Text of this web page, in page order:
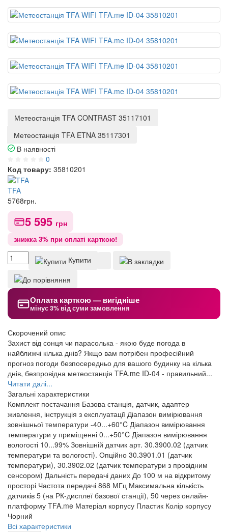
Метеостанція TFA CONTRAST 35117101
Метеостанція TFA ETNA 35117301
В наявності
0
Код товару: 35810201
TFA
5768грн.
5 595 грн
знижка 3% при оплаті карткою!
Купити
Оплата карткою — вигідніше
мінус 3% від суми замовлення
Скорочений опис
Захист від сонця чи парасолька - якою буде погода в
найближчі кілька днів? Якщо вам потрібен професійний
прогноз погоди безпосередньо для вашого будинку на кілька
днів, безпровідна метеостанція TFA.me ID-04 - правильний...
Читати далі...
Загальні характеристики
Комплект постачання Базова станція, датчик, адаптер
живлення, інструкція з експлуатації Діапазон вимірювання
зовнішньої температури -40...+60°C Діапазон вимірювання
температури у приміщенні 0...+50°C Діапазон вимірювання
вологості 10...99% Зовнішній датчик арт. 30.3900.02 (датчик
температури та вологості). Опційно 30.3901.01 (датчик
температури), 30.3902.02 (датчик температури з провідним
сенсором) Дальність передачі даних До 100 м на відкритому
просторі Частота передачі 868 МГц Максимальна кількість
датчиків 5 (на РК-дисплеї базової станції), 50 через онлайн-
платформу TFA.me Матеріал корпусу Пластик Колір корпусу
Чорний
Всі характеристики